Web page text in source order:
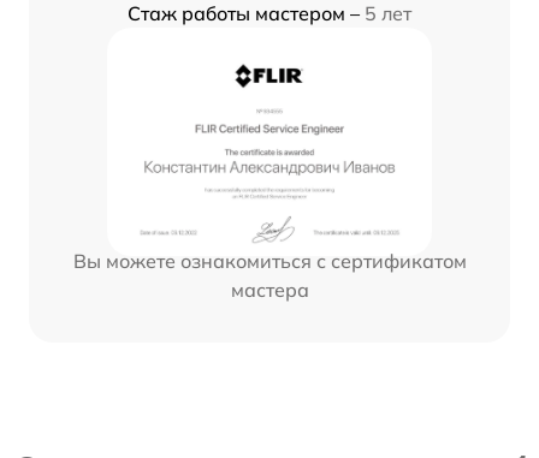
Стаж работы мастером – 5 лет
Вы можете ознакомиться с сертификатом
мастера